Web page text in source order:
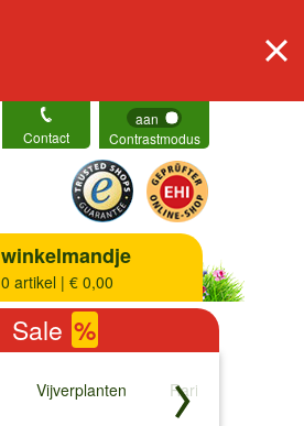
Contact
aan
Contrastmodus
winkelmandje
0 artikel | € 0,00
Sale %
Vijverplanten Rariteiten